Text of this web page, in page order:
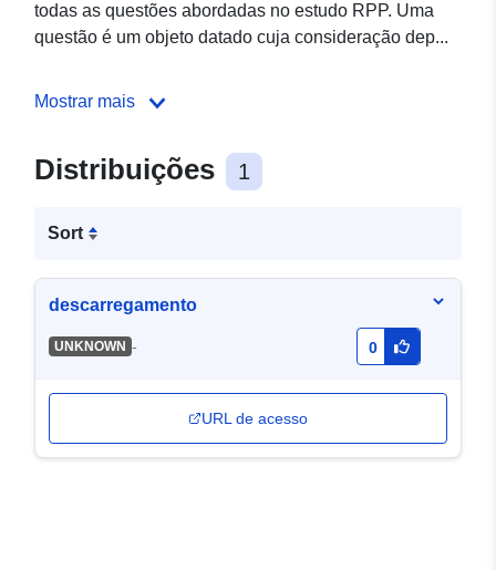
todas as questões abordadas no estudo RPP. Uma
questão é um objeto datado cuja consideração dep...
Mostrar mais
Distribuições 1
Sort
descarregamento
UNKNOWN - 0
URL de acesso